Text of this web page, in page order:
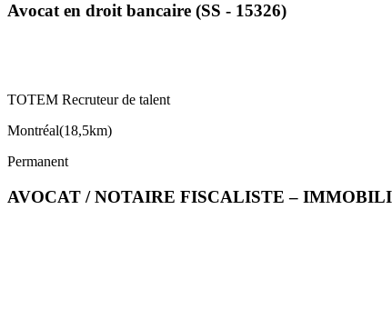
Avocat en droit bancaire (SS - 15326)
TOTEM Recruteur de talent
Montréal(18,5km)
Permanent
AVOCAT / NOTAIRE FISCALISTE –